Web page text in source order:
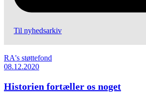
Til nyhedsarkiv
RA's støttefond
08.12.2020
Historien fortæller os noget